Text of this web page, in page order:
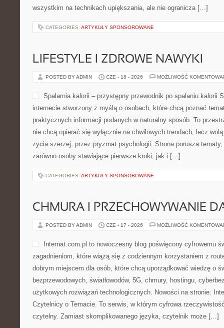
wszystkim na technikach upiększania, ale nie ogranicza […]
CATEGORIES: ARTYKUŁY SPONSOROWANE
LIFESTYLE I ZDROWE NAWYKI
POSTED BY ADMIN CZE - 18 - 2026 MOŻLIWOŚĆ
Spalarnia kalorii – przystępny przewodnik po spalaniu kalorii
internecie stworzony z myślą o osobach, które chcą poznać
praktycznych informacji podanych w naturalny sposób. To
nie chcą opierać się wyłącznie na chwilowych trendach, lecz
życia szerzej: przez pryzmat psychologii. Strona porusza
zarówno osoby stawiające pierwsze kroki, jak i […]
CATEGORIES: ARTYKUŁY SPONSOROWANE
CHMURA I PRZECHOWYWANIE
POSTED BY ADMIN CZE - 17 - 2026 MOŻLIWOŚĆ
Internat.com.pl to nowoczesny blog poświęcony cyfrowemu
zagadnieniom, które wiążą się z codziennym korzystaniem z
dobrym miejscem dla osób, które chcą uporządkować wiedzę o
bezprzewodowych, światłowodów, 5G, chmury, hostingu,
użytkowych rozwiązań technologicznych. Nowości na stronie:
Czytelnicy o Temacie. To serwis, w którym cyfrowa
czytelny. Zamiast skomplikowanego języka, czytelnik może […]